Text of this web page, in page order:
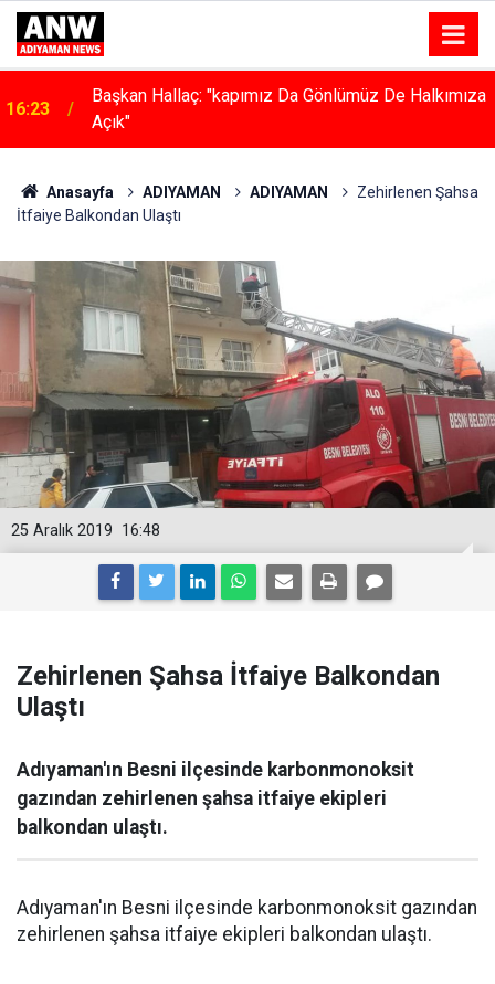
16:23
Başkan Hallaç: "kapımız Da Gönlümüz De Halkımıza
Açık"
Anasayfa ADIYAMAN ADIYAMAN
Zehirlenen Şahsa
İtfaiye Balkondan Ulaştı
16:48
25 Aralık 2019
Zehirlenen Şahsa İtfaiye Balkondan
Ulaştı
Adıyaman'ın Besni ilçesinde karbonmonoksit
gazından zehirlenen şahsa itfaiye ekipleri
balkondan ulaştı.
Adıyaman'ın Besni ilçesinde karbonmonoksit gazından
zehirlenen şahsa itfaiye ekipleri balkondan ulaştı.